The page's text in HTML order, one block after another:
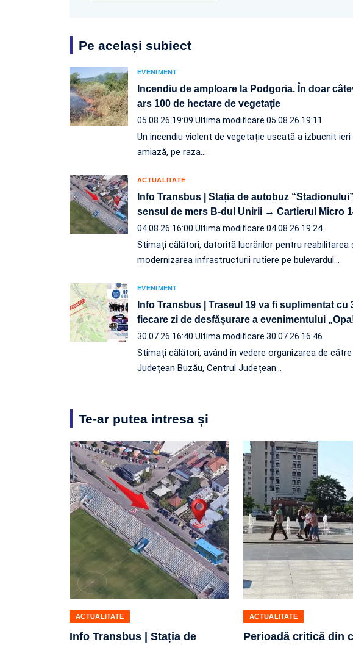
Pe același subiect
EVENIMENT
Incendiu de amploare la Podgoria. În doar
ars 100 de hectare de vegetație
05.08.26 19:09 Ultima modificare 05.08.26 19:11
Un incendiu violent de vegetație uscată a izbucnit ieri
amiază, pe raza…
ACTUALITATE
Info Transbus | Stația de autobuz
sensul de mers B-dul Unirii → Cartierul Micro
04.08.26 16:00 Ultima modificare 04.08.26 19:24
Stimați călători, datorită lucrărilor pentru reabilitarea
modernizarea infrastructurii rutiere pe bulevardul…
EVENIMENT
Info Transbus | Traseul 19 va fi suplimentat cu
fiecare zi de desfășurare a evenimentului
30.07.26 16:40 Ultima modificare 30.07.26 16:46
Stimați călători, având în vedere organizarea de
Județean Buzău, Centrul Județean…
Te-ar putea intresa și
ACTUALITATE
Info Transbus | Stația de
ACTUALITATE
Perioadă critică din